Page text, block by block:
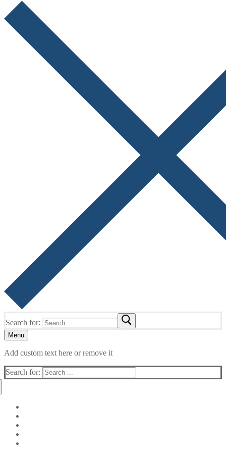
Search for:
Menu
Add custom text here or remove it
Search for: